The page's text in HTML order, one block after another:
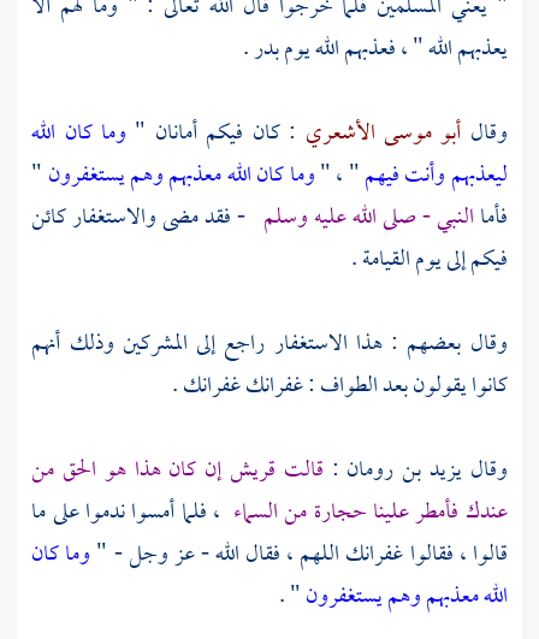
يعذبهم الله " ، فعذبهم الله يومبدر.
وقال أبو موسى الأشعري : كان فيكم أمانان " وما كان الله
ليعذبهم وأنت فيهم" ، "وما كان الله معذبهم وهم يستغفرون"
فأماالنبي - صلى الله عليه وسلم - فقد مضى والاستغفار كائن
فيكم إلى يوم القيامة .
وقال بعضهم : هذا الاستغفار راجع إلى المشركين وذلك أنهم
كانوا يقولون بعد الطواف : غفرانك غفرانك .
وقاليزيد بن رومان : قالت قريشإن كان هذا هو الحق من
عندك فأمطر علينا حجارة من السماء ، فلما أمسوا ندموا على ما
قالوا ، فقالوا غفرانك اللهم ، فقال الله - عز وجل - "وما كان
الله معذبهم وهم يستغفرون" .